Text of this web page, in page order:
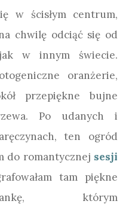
w ścisłym centrum,
chwilę odciąć się od
w innym świecie.
oranżerie,
przepiękne bujne
Po udanych i
ten ogród
do romantycznej sesji
tam piękne
którym